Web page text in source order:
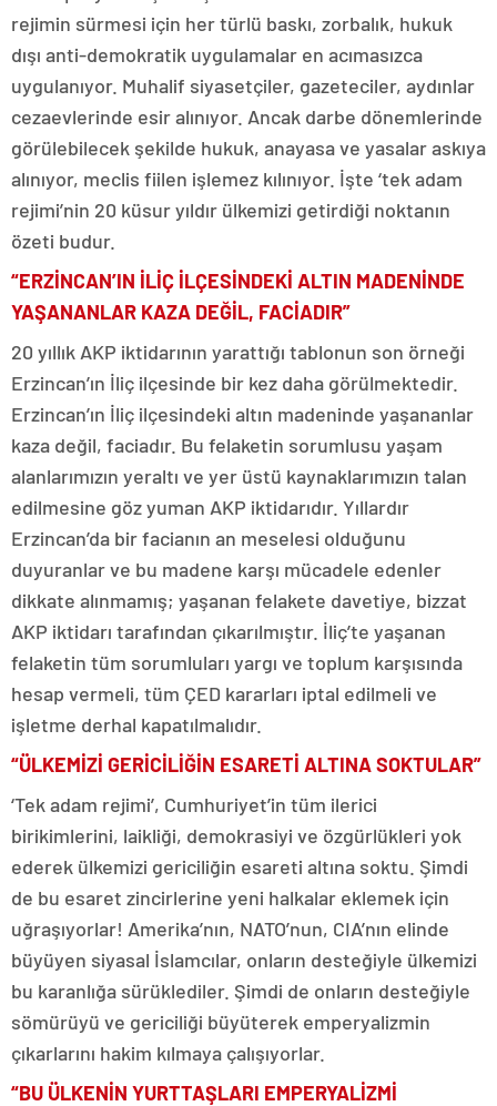
rejimin sürmesi için her türlü baskı, zorbalık, hukuk
dışı anti-demokratik uygulamalar en acımasızca
uygulanıyor. Muhalif siyasetçiler, gazeteciler, aydınlar
cezaevlerinde esir alınıyor. Ancak darbe dönemlerinde
görülebilecek şekilde hukuk, anayasa ve yasalar askıya
alınıyor, meclis fiilen işlemez kılınıyor. İşte ‘tek adam
rejimi’nin 20 küsur yıldır ülkemizi getirdiği noktanın
özeti budur.
“ERZİNCAN’IN İLİÇ İLÇESİNDEKİ ALTIN MADENİNDE
YAŞANANLAR KAZA DEĞİL, FACİADIR”
20 yıllık AKP iktidarının yarattığı tablonun son örneği
Erzincan’ın İliç ilçesinde bir kez daha görülmektedir.
Erzincan’ın İliç ilçesindeki altın madeninde yaşananlar
kaza değil, faciadır. Bu felaketin sorumlusu yaşam
alanlarımızın yeraltı ve yer üstü kaynaklarımızın talan
edilmesine göz yuman AKP iktidarıdır. Yıllardır
Erzincan’da bir facianın an meselesi olduğunu
duyuranlar ve bu madene karşı mücadele edenler
dikkate alınmamış; yaşanan felakete davetiye, bizzat
AKP iktidarı tarafından çıkarılmıştır. İliç’te yaşanan
felaketin tüm sorumluları yargı ve toplum karşısında
hesap vermeli, tüm ÇED kararları iptal edilmeli ve
işletme derhal kapatılmalıdır.
“ÜLKEMİZİ GERİCİLİĞİN ESARETİ ALTINA SOKTULAR”
‘Tek adam rejimi’, Cumhuriyet’in tüm ilerici
birikimlerini, laikliği, demokrasiyi ve özgürlükleri yok
ederek ülkemizi gericiliğin esareti altına soktu. Şimdi
de bu esaret zincirlerine yeni halkalar eklemek için
uğraşıyorlar! Amerika’nın, NATO’nun, CIA’nın elinde
büyüyen siyasal İslamcılar, onların desteğiyle ülkemizi
bu karanlığa sürüklediler. Şimdi de onların desteğiyle
sömürüyü ve gericiliği büyüterek emperyalizmin
çıkarlarını hakim kılmaya çalışıyorlar.
“BU ÜLKENİN YURTTAŞLARI EMPERYALİZMİ